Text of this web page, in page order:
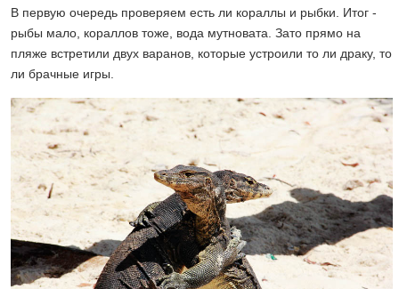
В первую очередь проверяем есть ли кораллы и рыбки. Итог -
рыбы мало, кораллов тоже, вода мутновата. Зато прямо на
пляже встретили двух варанов, которые устроили то ли драку, то
ли брачные игры.